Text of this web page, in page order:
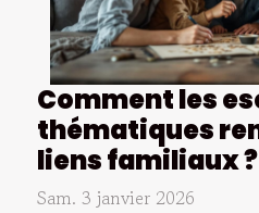
Comment les
thématiques
liens familiaux ?
Sam. 3 janvier 2026